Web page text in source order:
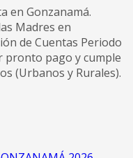
en Gonzanamá.
Madres en
de Cuentas Periodo
pronto pago y cumple
(Urbanos y Rurales).